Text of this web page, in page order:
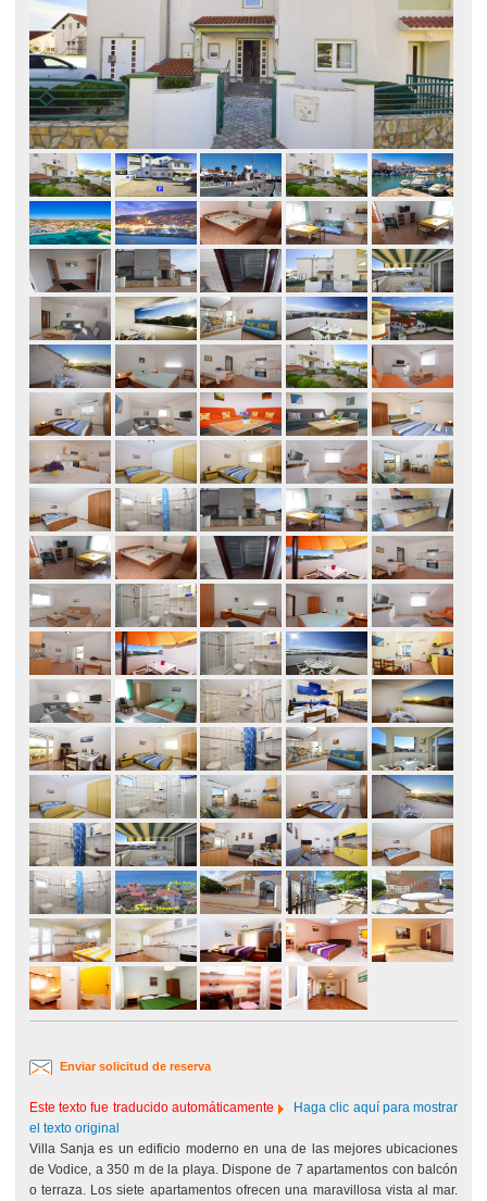
Enviar solicitud de reserva
Este texto fue traducido automáticamente
Haga clic aquí para mostrar
el texto original
Villa Sanja es un edificio moderno en una de las mejores ubicaciones
de Vodice, a 350 m de la playa. Dispone de 7 apartamentos con balcón
o terraza. Los siete apartamentos ofrecen una maravillosa vista al mar.